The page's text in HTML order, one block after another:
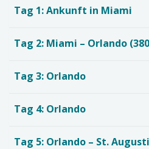
Tag 1: Ankunft in Miami
Tag 2: Miami – Orlando
Tag 3: Orlando
Tag 4: Orlando
Tag 5: Orlando – St.